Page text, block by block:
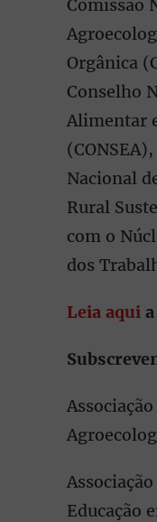
Comissão
Orgânica
Conselho
Alimentar
Nacional
Rural
com o
dos
Leia aqui
Educação